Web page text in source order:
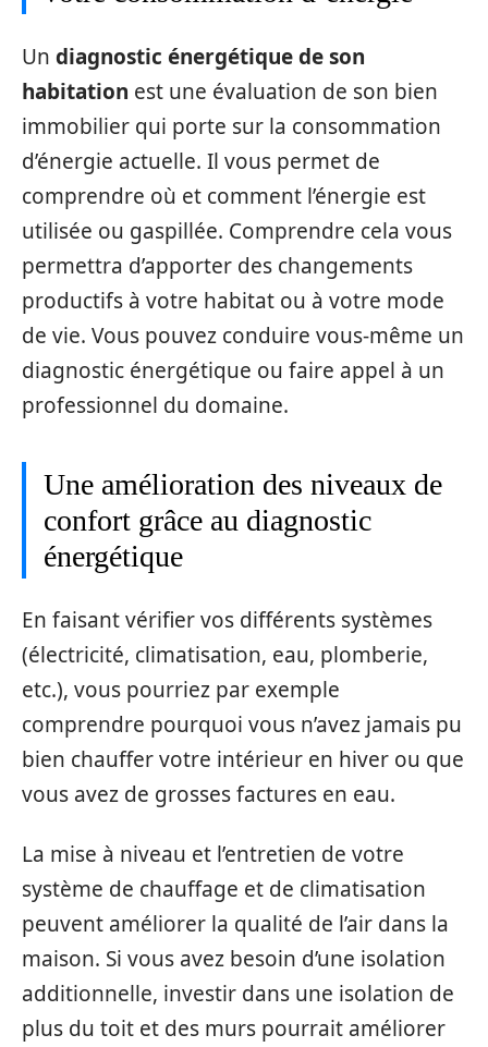
Un diagnostic énergétique de son
habitation est une évaluation de son bien
immobilier qui porte sur la consommation
d’énergie actuelle. Il vous permet de
comprendre où et comment l’énergie est
utilisée ou gaspillée. Comprendre cela vous
permettra d’apporter des changements
productifs à votre habitat ou à votre mode
de vie. Vous pouvez conduire vous-même un
diagnostic énergétique ou faire appel à un
professionnel du domaine.
Une amélioration des niveaux de
confort grâce au diagnostic
énergétique
En faisant vérifier vos différents systèmes
(électricité, climatisation, eau, plomberie,
etc.), vous pourriez par exemple
comprendre pourquoi vous n’avez jamais pu
bien chauffer votre intérieur en hiver ou que
vous avez de grosses factures en eau.
La mise à niveau et l’entretien de votre
système de chauffage et de climatisation
peuvent améliorer la qualité de l’air dans la
maison. Si vous avez besoin d’une isolation
additionnelle, investir dans une isolation de
plus du toit et des murs pourrait améliorer